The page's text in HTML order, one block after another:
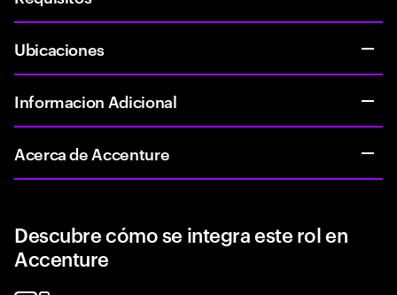
Ubicaciones
Informacion Adicional
Acerca de Accenture
Descubre cómo se integra este rol en
Accenture